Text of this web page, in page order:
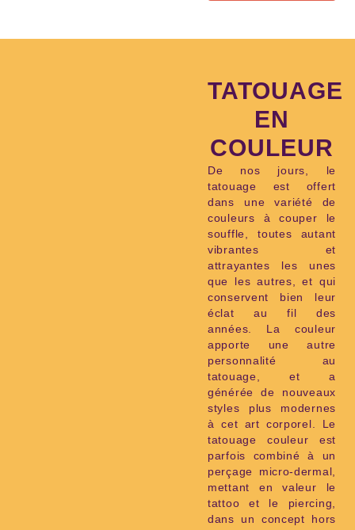
TATOUAGE
EN
COULEUR
De nos jours, le
tatouage est offert
dans une variété de
couleurs à couper le
souffle, toutes autant
vibrantes et
attrayantes les unes
que les autres, et qui
conservent bien leur
éclat au fil des
années. La couleur
apporte une autre
personnalité au
tatouage, et a
générée de nouveaux
styles plus modernes
à cet art corporel. Le
tatouage couleur est
parfois combiné à un
perçage micro-dermal,
mettant en valeur le
tattoo et le piercing,
dans un concept hors